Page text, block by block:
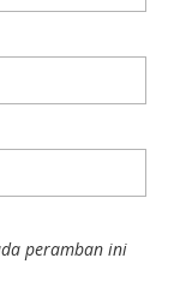
peramban ini